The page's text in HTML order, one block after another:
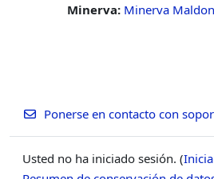
Minerva: Minerva
Ponerse en contacto con
Usted no ha iniciado sesión. (